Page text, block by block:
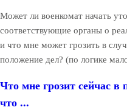
Может ли военкомат начать
соответствующие органы о
и что мне может грозить в
положение дел? (по логике
Что мне грозит сейчас в
что ...